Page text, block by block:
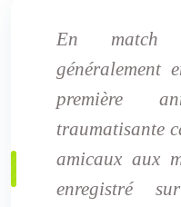
En match
généralement
première
traumatisante
amicaux aux
enregistré